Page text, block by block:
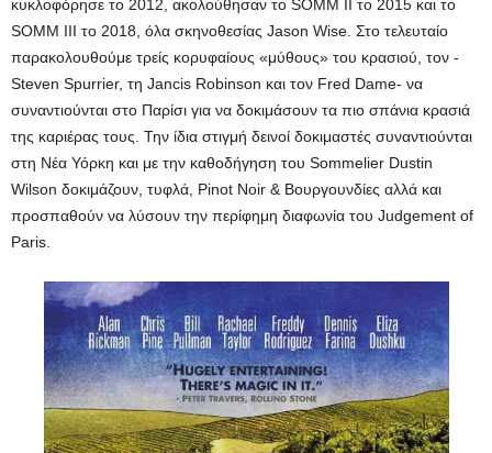
κυκλοφόρησε το 2012, ακολούθησαν το SOMM ΙΙ το 2015 και το
SOMM ΙΙΙ το 2018, όλα σκηνοθεσίας Jason Wise. Στο τελευταίο
παρακολουθούμε τρείς κορυφαίους «μύθους» του κρασιού, τον -
Steven Spurrier, τη Jancis Robinson και τον Fred Dame- να
συναντιούνται στο Παρίσι για να δοκιμάσουν τα πιο σπάνια κρασιά
της καριέρας τους. Την ίδια στιγμή δεινοί δοκιμαστές συναντιούνται
στη Νέα Υόρκη και με την καθοδήγηση του Sommelier Dustin
Wilson δοκιμάζουν, τυφλά, Pinot Noir & Βουργουνδίες αλλά και
προσπαθούν να λύσουν την περίφημη διαφωνία του Judgement of
Paris.